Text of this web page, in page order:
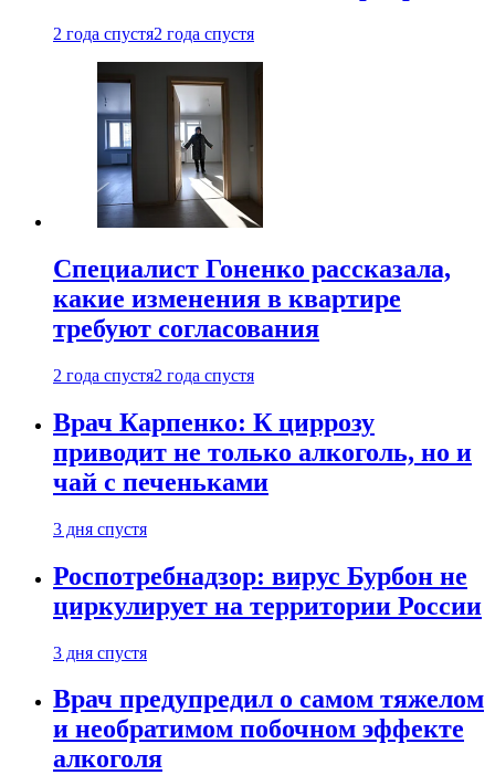
2 года спустя2 года спустя
Специалист Гоненко рассказала,
какие изменения в квартире
требуют согласования
2 года спустя2 года спустя
Врач Карпенко: К циррозу
приводит не только алкоголь, но и
чай с печеньками
3 дня спустя
Роспотребнадзор: вирус Бурбон не
циркулирует на территории России
3 дня спустя
Врач предупредил о самом тяжелом
и необратимом побочном эффекте
алкоголя